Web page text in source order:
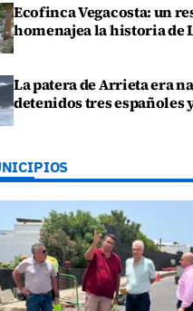
Ecofinca Vegacosta: un
homenajea la historia de
La patera de Arrieta era
detenidos tres españoles